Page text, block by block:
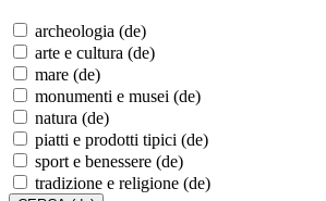
archeologia (de)
arte e cultura (de)
mare (de)
monumenti e musei (de)
natura (de)
piatti e prodotti tipici (de)
sport e benessere (de)
tradizione e religione (de)